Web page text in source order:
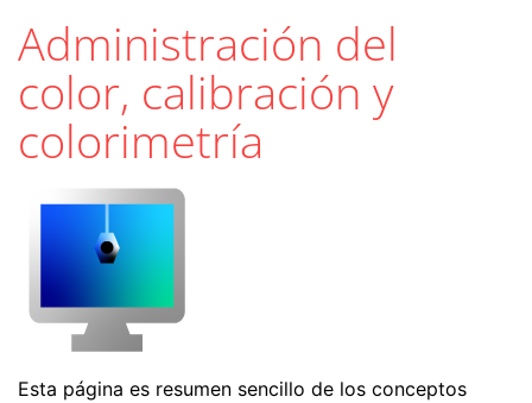
Administración del
color, calibración y
colorimetría
Esta página es resumen sencillo de los conceptos